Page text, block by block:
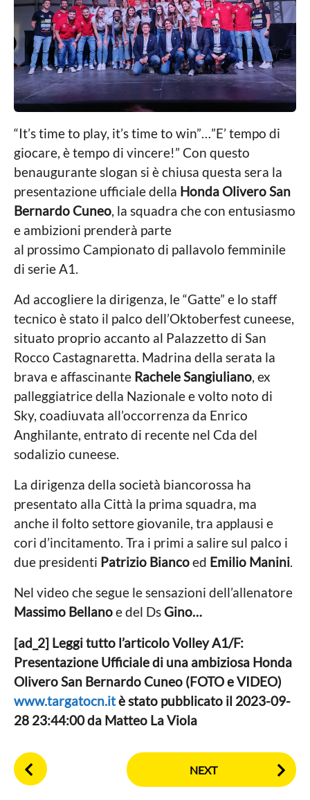
o
i
o
l
a
“It’s time to play, it’s time to win”…”E’ tempo di
giocare, è tempo di vincere!” Con questo
benaugurante slogan si è chiusa questa sera la
presentazione ufficiale della Honda Olivero San
Bernardo Cuneo, la squadra che con entusiasmo
e ambizioni prenderà parte
al prossimo Campionato di pallavolo femminile
di serie A1.
Ad accogliere la dirigenza, le “Gatte” e lo staff
tecnico è stato il palco dell’Oktoberfest cuneese,
situato proprio accanto al Palazzetto di San
Rocco Castagnaretta. Madrina della serata la
brava e affascinante Rachele Sangiuliano, ex
palleggiatrice della Nazionale e volto noto di
Sky, coadiuvata all’occorrenza da Enrico
Anghilante, entrato di recente nel Cda del
sodalizio cuneese.
La dirigenza della società biancorossa ha
presentato alla Città la prima squadra, ma
anche il folto settore giovanile, tra applausi e
cori d’incitamento. Tra i primi a salire sul palco i
due presidenti Patrizio Biancoed Emilio Manini.
Nel video che segue le sensazioni dell’allenatore
Massimo Bellanoe del DsGino…
[ad_2] Leggi tutto l’articolo Volley A1/F:
Presentazione Ufficiale di una ambiziosa Honda
Olivero San Bernardo Cuneo (FOTO e VIDEO)
www.targatocn.itè stato pubblicato il 2023-09-
28 23:44:00 da Matteo La Viola
P
o
NEXT